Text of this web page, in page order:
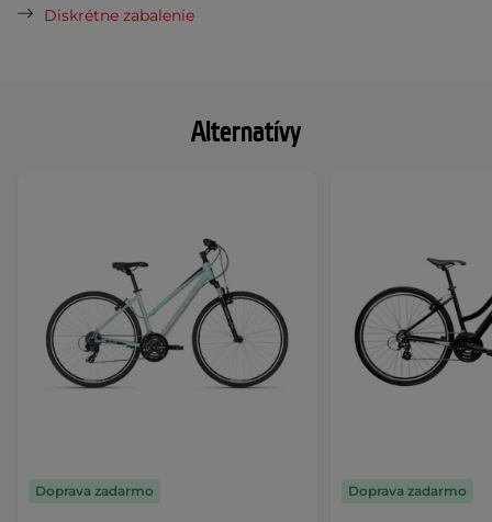
Alternatívy
Doprava zadarmo Doprava zadarmo
Diskrétne zabalenie